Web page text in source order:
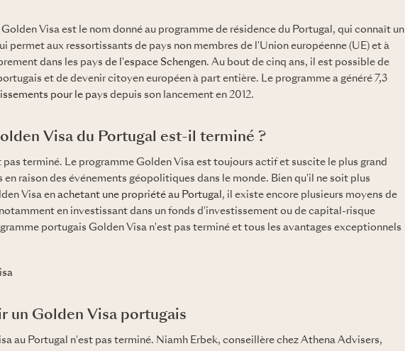
Visa est le nom donné au programme de résidence du Portugal, qui connaît un
permet aux ressortissants de pays non membres de l'Union européenne (UE) et à
dans les pays de l'espace Schengen. Au bout de cinq ans, il est possible de
et de devenir citoyen européen à part entière. Le programme a généré 7,3
pour le pays depuis son lancement en 2012.
Visa du Portugal est-il terminé ?
pas terminé. Le programme Golden Visa est toujours actif et suscite le plus grand
en raison des événements géopolitiques dans le monde. Bien qu'il ne soit plus
Visa en achetant une propriété au Portugal , il existe encore plusieurs moyens de
en investissant dans un fonds d'investissement ou de capital-risque
portugais Golden Visa n'est pas terminé et tous les avantages exceptionnels
un Golden Visa portugais
au Portugal n'est pas terminé. Niamh Erbek, conseillère chez Athena Advisers,